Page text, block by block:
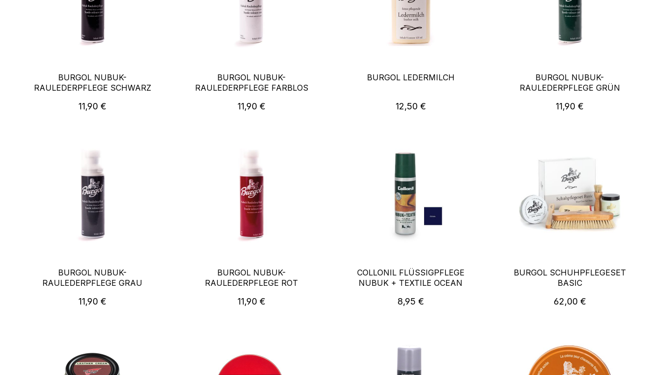
BURGOL NUBUK-
RAULEDERPFLEGE SCHWARZ
Regulärer Preis:
11,90 €
BURGOL NUBUK-
RAULEDERPFLEGE FARBLOS
Regulärer Preis:
11,90 €
BURGOL LEDERMILCH
Regulärer Preis:
12,50 €
BURGOL NUBUK-
RAULEDERPFLEGE GRÜN
Regulärer Preis:
11,90 €
BURGOL NUBUK-
RAULEDERPFLEGE GRAU
Regulärer Preis:
11,90 €
BURGOL NUBUK-
RAULEDERPFLEGE ROT
Regulärer Preis:
11,90 €
COLLONIL FLÜSSIGPFLEGE
NUBUK + TEXTILE OCEAN
Regulärer Preis:
8,95 €
BURGOL SCHUHPFLEGESET
BASIC
Regulärer Preis:
62,00 €